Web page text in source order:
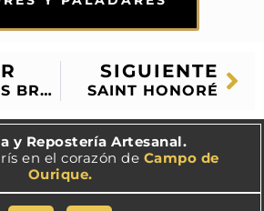
TARTA PARIS BREST
SIGUIENTE
SAINT HONORÉ
y Repostería Artesanal.
en el corazón de Campo de
Ourique.